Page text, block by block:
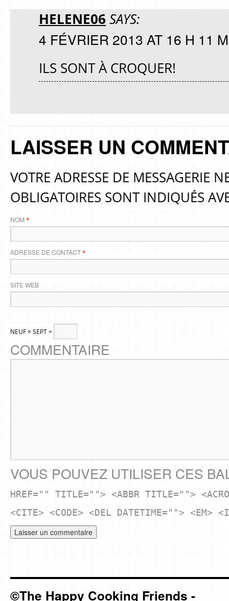
HELENE06 SAYS:
4 FÉVRIER 2013 AT 16 H 11
ILS SONT À CROQUER!
LAISSER UN
VOTRE ADRESSE DE MESSAGERIE
OBLIGATOIRES SONT INDIQUÉS
NOM *
ADRESSE DE CONTACT*
SITE WEB
NEUF × SEPT =
COMMENTAIRE
VOUS POUVEZ UTILISER CES
HREF="" TITLE=""> <ABBR TITLE="">
<CITE> <CODE> <DEL DATETIME=""> <EM>
©The Happy Cooking Friends -